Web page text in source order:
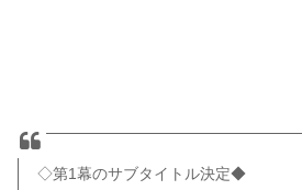
◇第1幕のサブタイトル決定◆